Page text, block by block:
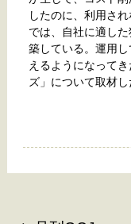
したのに、利用さ
では、自社に適し
築している。運用
えるようになって
ズ」について取材し